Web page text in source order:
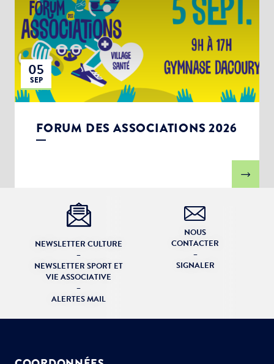
05
SEP
FORUM DES ASSOCIATIONS 2026
NEWSLETTER CULTURE
–
NEWSLETTER SPORT ET
VIE ASSOCIATIVE
–
ALERTES MAIL
NOUS
CONTACTER
–
SIGNALER